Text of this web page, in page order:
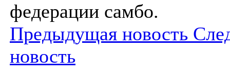
федерации самбо.
Предыдущая новость
новость